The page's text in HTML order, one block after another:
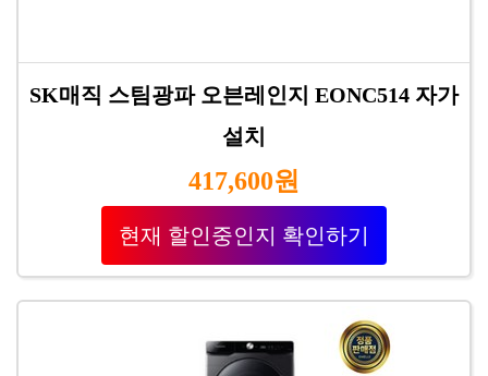
SK매직 스팀광파 오븐레인지 EONC514 자가
설치
417,600원
현재 할인중인지 확인하기